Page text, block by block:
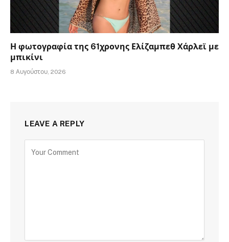
Η φωτογραφία της 61χρονης Ελίζαμπεθ Χάρλεϊ με
μπικίνι
8 Αυγούστου, 2026
LEAVE A REPLY